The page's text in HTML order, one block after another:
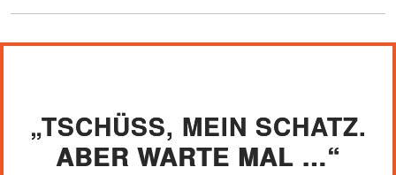
„TSCHÜSS, MEIN SCHATZ.
ABER WARTE MAL …“